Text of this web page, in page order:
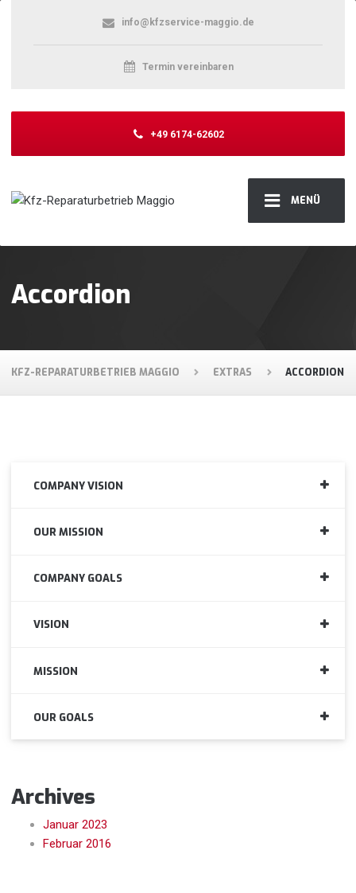
MENÜ
info@kfzservice-maggio.de
Termin vereinbaren
+49 6174-62602
Accordion
KFZ-REPARATURBETRIEB MAGGIO EXTRAS ACCORDION
COMPANY VISION
OUR MISSION
COMPANY GOALS
VISION
MISSION
OUR GOALS
Archives
Januar 2023
Februar 2016